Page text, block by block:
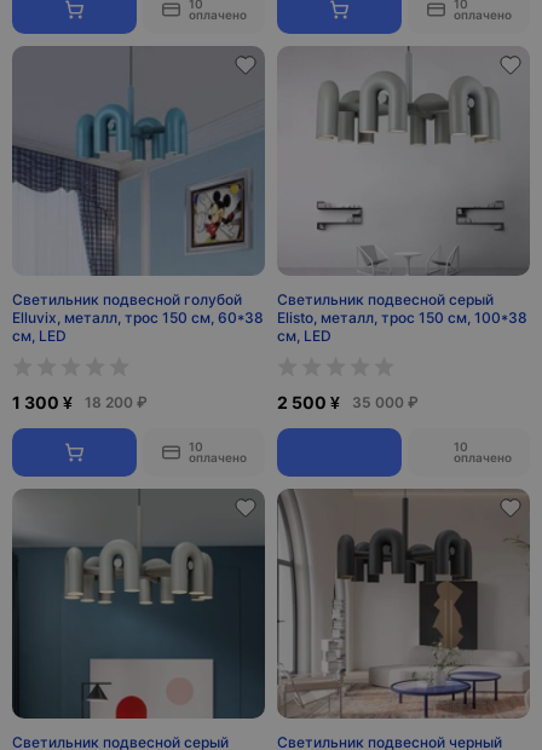
10
оплачено
10
оплачено
Светильник подвесной голубой
Elluvix, металл, трос 150 см, 60*38
см, LED
1 300 ¥ 18 200 ₽
10
оплачено
Светильник подвесной серый
Elisto, металл, трос 150 см, 100*38
см, LED
2 500 ¥ 35 000 ₽
10
оплачено
Светильник подвесной серый Светильник подвесной черный